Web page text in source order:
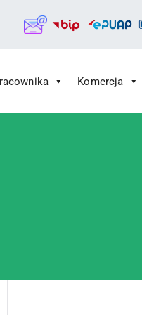
Komercja